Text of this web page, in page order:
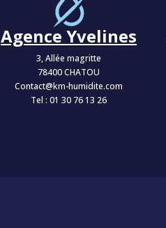
Agence Yvelines
3, Allée magritte
78400 CHATOU
Contact@km-humidite.com
Tel :01 30 76 13 26